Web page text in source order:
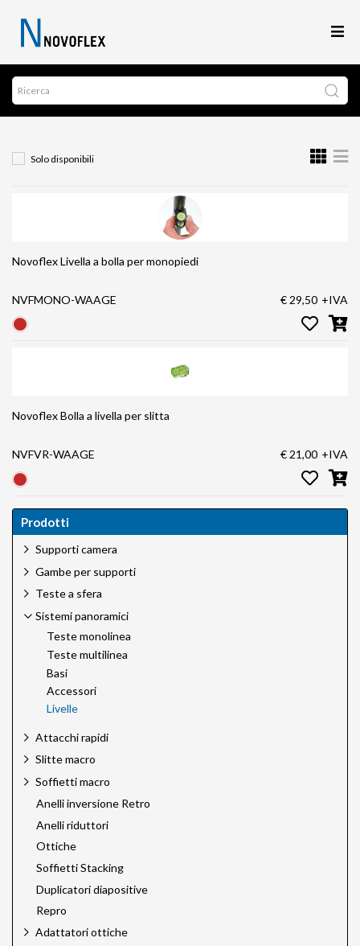
Solo disponibili
Novoflex Livella a bolla per monopiedi
NVFMONO-WAAGE € 29,50 +IVA
Novoflex Bolla a livella per slitta
NVFVR-WAAGE € 21,00 +IVA
Prodotti
Supporti camera
Gambe per supporti
Teste a sfera
Sistemi panoramici
Teste monolinea
Teste multilinea
Basi
Accessori
Livelle
Attacchi rapidi
Slitte macro
Soffietti macro
Anelli inversione Retro
Anelli riduttori
Ottiche
Soffietti Stacking
Duplicatori diapositive
Repro
Adattatori ottiche